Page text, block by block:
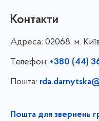
Контакти
Адреса: 02068, м.
Телефон: +380 (44)
Пошта:
Пошта для звернень